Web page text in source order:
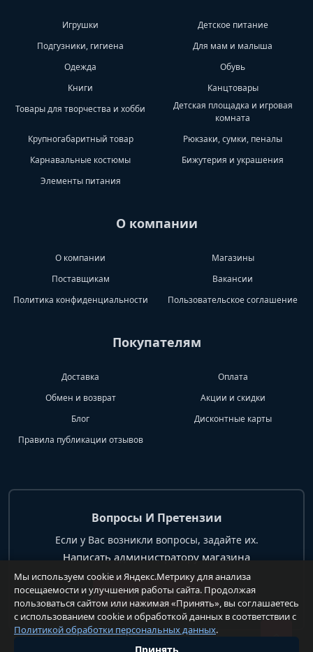
Игрушки
Детское питание
Подгузники, гигиена
Для мам и малыша
Одежда
Обувь
Книги
Канцтовары
Товары для творчества и хобби
Детская площадка и игровая
комната
Крупногабаритный товар
Рюкзаки, сумки, пеналы
Карнавальные костюмы
Бижутерия и украшения
Элементы питания
О компании
О компании
Магазины
Поставщикам
Вакансии
Политика конфиденциальности
Пользовательское соглашение
Покупателям
Доставка
Оплата
Обмен и возврат
Акции и скидки
Блог
Дисконтные карты
Правила публикации отзывов
Вопросы И Претензии
Если у Вас возникли вопросы, задайте их.
Написать администратору магазина
+7 904 62 99 428
Мы используем cookie и Яндекс.Метрику для анализа
посещаемости и улучшения работы сайта. Продолжая
пользоваться сайтом или нажимая «Принять», вы соглашаетесь
с использованием cookie и обработкой данных в соответствии с
Политикой обработки персональных данных.